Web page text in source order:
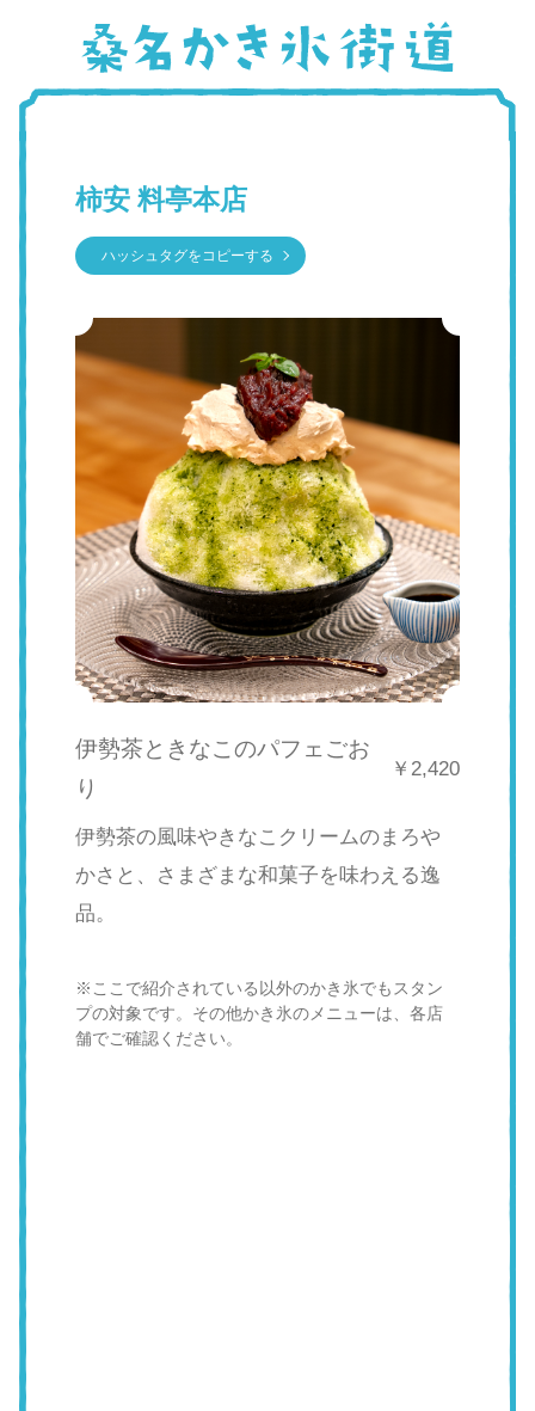
柿安 料亭本店
ハッシュタグをコピーする
伊勢茶ときなこのパフェごお
り
￥2,420
伊勢茶の風味やきなこクリームのまろや
かさと、さまざまな和菓子を味わえる逸
品。
※ここで紹介されている以外のかき氷でもスタン
プの対象です。その他かき氷のメニューは、各店
舗でご確認ください。